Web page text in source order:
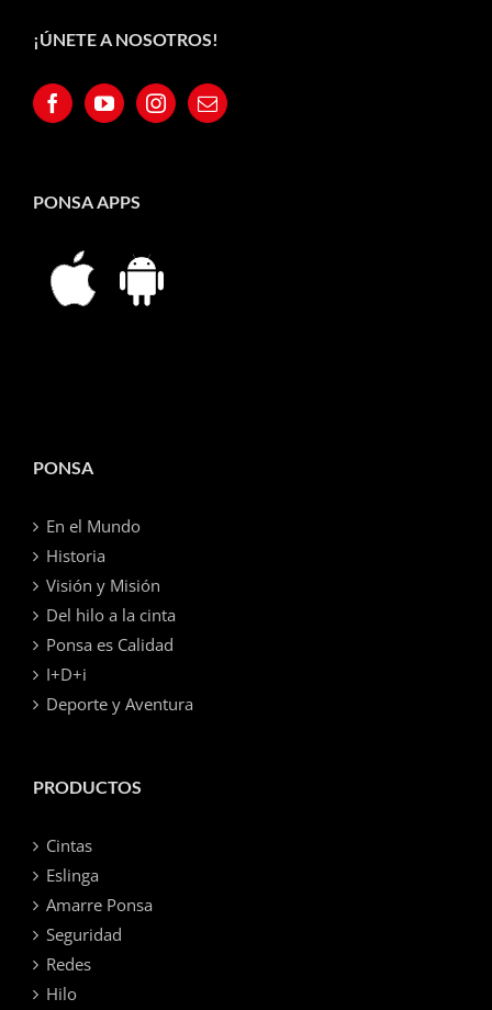
¡ÚNETE A NOSOTROS!
PONSA APPS
PONSA
En el Mundo
Historia
Visión y Misión
Del hilo a la cinta
Ponsa es Calidad
I+D+i
Deporte y Aventura
PRODUCTOS
Cintas
Eslinga
Amarre Ponsa
Seguridad
Redes
Hilo